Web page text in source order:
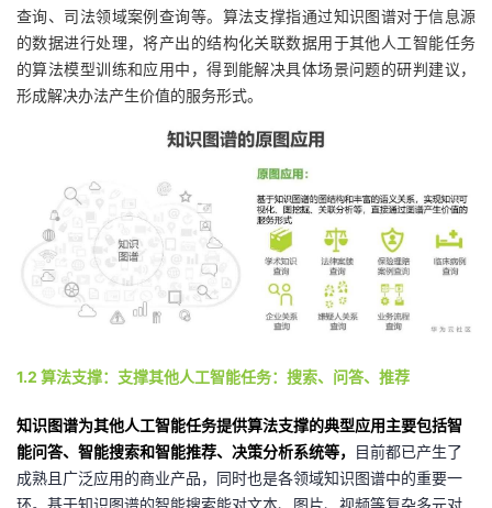
博
客
的
论
我
的
我
播
活
的
我
者
支
查询、司法领域案例查询等。算法支撑指通过知识图谱对于信息源
的数据进行处理，将产出的结构化关联数据用于其他人工智能任务
的算法模型训练和应用中，得到能解决具体场景问题的研判建议，
形成解决办法产生价值的服务形式。
1.2 算法支撑：支撑其他人工智能任务：搜索、问答、推荐
知识图谱为其他人工智能任务提供算法支撑的典型应用主要包括智
能问答、智能搜索和智能推荐、决策分析系统等， 目前都已产生了
成熟且广泛应用的商业产品，同时也是各领域知识图谱中的重要一